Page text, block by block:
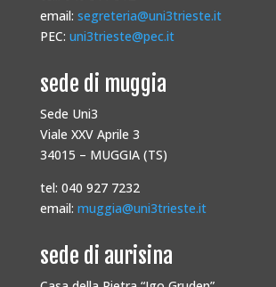
email: segreteria@uni3trieste.it
PEC: uni3trieste@pec.it
sede di muggia
Sede Uni3
Viale XXV Aprile 3
34015 – MUGGIA (TS)
tel: 040 927 7232
email: muggia@uni3trieste.it
sede di aurisina